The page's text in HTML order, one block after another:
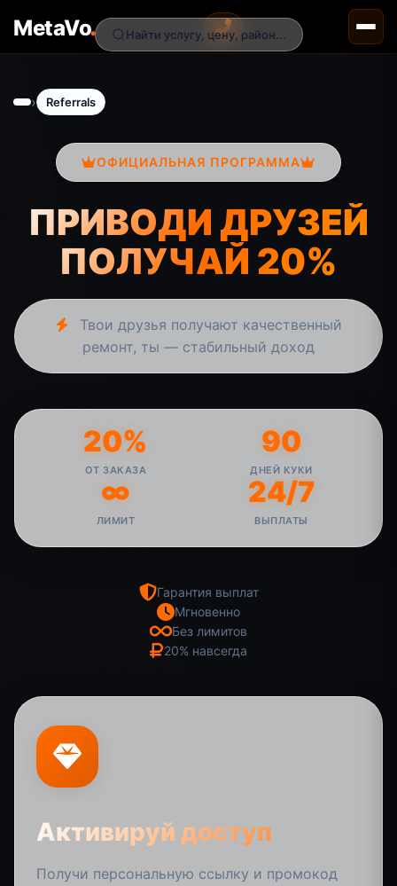
MetaVo.
› Referrals
ОФИЦИАЛЬНАЯ ПРОГРАММА
ПРИВОДИ ДРУЗЕЙ
ПОЛУЧАЙ 20%
Твои друзья получают качественный
ремонт, ты — стабильный доход
20%
ОТ ЗАКАЗА
90
ДНЕЙ КУКИ
∞
ЛИМИТ
24/7
ВЫПЛАТЫ
Гарантия выплат
Мгновенно
Без лимитов
20% навсегда
Активируй доступ
Получи персональную ссылку и промокод
Найти услугу, цену, район...